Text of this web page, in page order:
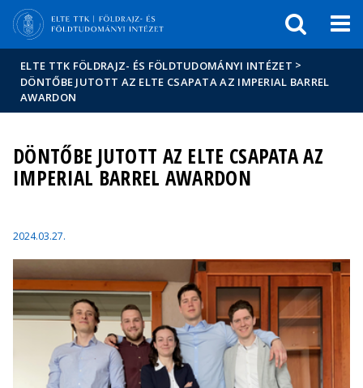
Hírek
Események
ELTE a
sajtóban
ELTE TTK FÖLDRAJZ- ÉS FÖLDTUDOMÁNYI INTÉZET >
DÖNTŐBE JUTOTT AZ ELTE CSAPATA AZ IMPERIAL BARREL
AWARDON
DÖNTŐBE JUTOTT AZ ELTE CSAPATA AZ
IMPERIAL BARREL AWARDON
2024.03.27.